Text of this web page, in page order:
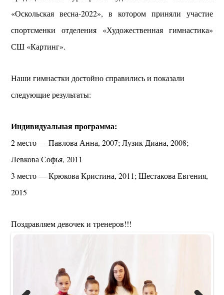
«Оскольская весна-2022», в котором приняли участие
спортсменки отделения «Художественная гимнастика»
СШ «Картинг».
Наши гимнастки достойно справились и показали
следующие результаты:
Индивидуальная программа:
2 место — Павлова Анна, 2007; Лузик Диана, 2008;
Левкова Софья, 2011
3 место — Крюкова Кристина, 2011; Шестакова Евгения,
2015
Поздравляем девочек и тренеров!!!